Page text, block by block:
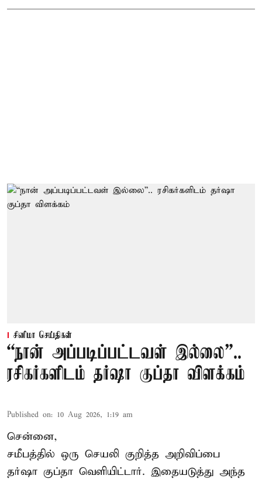
சினிமா செய்திகள்
“நான் அப்படிப்பட்டவள் இல்லை”..
ரசிகர்களிடம் தர்ஷா குப்தா விளக்கம்
Published on: 10 Aug 2026, 1:19 am
சென்னை,
சமீபத்தில் ஒரு செயலி குறித்த அறிவிப்பை
தர்ஷா குப்தா வெளியிட்டார். இதையடுத்து அந்த